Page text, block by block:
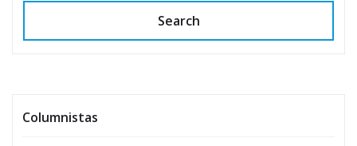
Search
Columnistas